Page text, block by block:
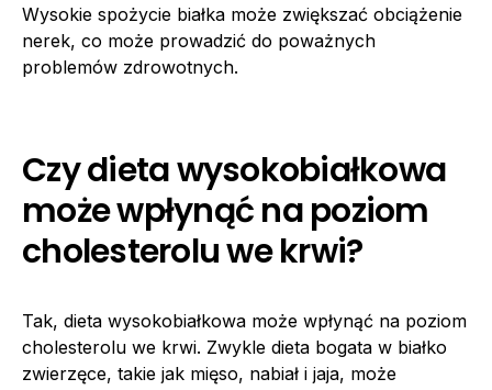
Wysokie spożycie białka może zwiększać obciążenie
nerek, co może prowadzić do poważnych
problemów zdrowotnych.
Czy dieta wysokobiałkowa
może wpłynąć na poziom
cholesterolu we krwi?
Tak, dieta wysokobiałkowa może wpłynąć na poziom
cholesterolu we krwi. Zwykle dieta bogata w białko
zwierzęce, takie jak mięso, nabiał i jaja, może